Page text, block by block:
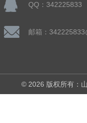
QQ：342225833
邮箱：
© 2026 版权所有：